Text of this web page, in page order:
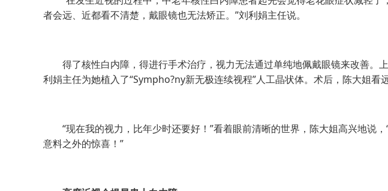
者会远、近都看不清楚，戴眼镜也无法矫正。”刘利娟主任说。
得了核性白内障，得进行手术治疗，视力无法通过单纯地佩戴眼镜来改善。
利娟主任为她植入了“Sympho?ny新无极连续视程”人工晶状体。术后，陈大姐看
“现在我的视力，比年少时还要好！”看着眼前清晰的世界，陈大姐高兴地说，
意料之外的惊喜！”